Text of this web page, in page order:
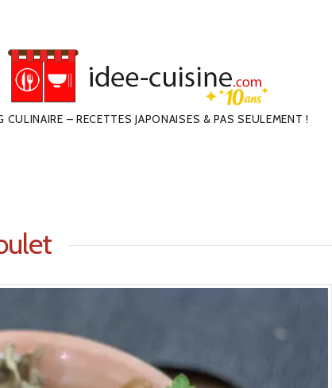
CULINAIRE – RECETTES JAPONAISES & PAS SEULEMENT !